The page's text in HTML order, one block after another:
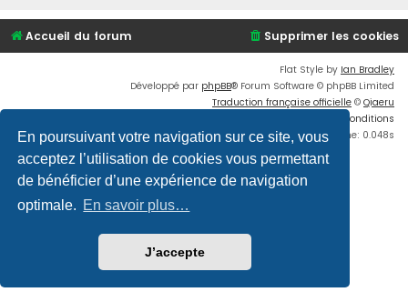
En poursuivant votre navigation sur ce site, vous
acceptez l’utilisation de cookies vous permettant
de bénéficier d’une expérience de navigation
optimale. En savoir plus…
J’accepte
Accueil du forum Supprimer les cookies
Flat Style by Ian Bradley
Développé par phpBB® Forum Software © phpBB Limited
Traduction française officielle © Qiaeru
Conditions
Time: 0.048s